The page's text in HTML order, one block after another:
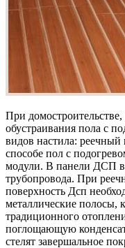
При
обустраивания пола с
видов настила:
способе пол с
модули. В панели ДСП
трубопровода. При
поверхность Дсп
металлические полосы,
традиционного
поглощающую
стелят завершальное